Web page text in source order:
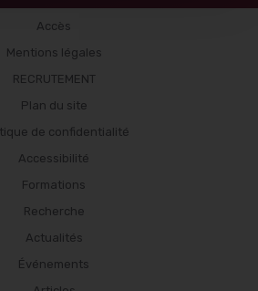
Accès
Mentions légales
RECRUTEMENT
Plan du site
de confidentialité
Accessibilité
Formations
Recherche
Actualités
Événements